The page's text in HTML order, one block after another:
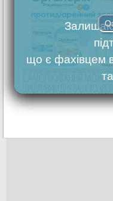
що є фахівцем